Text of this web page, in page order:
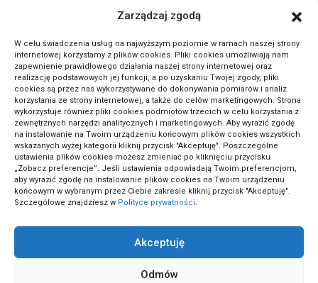
Zarządzaj zgodą
W celu świadczenia usług na najwyższym poziomie w ramach naszej strony
internetowej korzystamy z plików cookies. Pliki cookies umożliwiają nam
zapewnienie prawidłowego działania naszej strony internetowej oraz
realizację podstawowych jej funkcji, a po uzyskaniu Twojej zgody, pliki
cookies są przez nas wykorzystywane do dokonywania pomiarów i analiz
korzystania ze strony internetowej, a także do celów marketingowych. Strona
wykorzystuje również pliki cookies podmiotów trzecich w celu korzystania z
zewnętrznych narzędzi analitycznych i marketingowych. Aby wyrazić zgodę
na instalowanie na Twoim urządzeniu końcowym plików cookies wszystkich
wskazanych wyżej kategorii kliknij przycisk "Akceptuję". Poszczególne
ustawienia plików cookies możesz zmieniać po kliknięciu przycisku
„Zobacz preferencje”. Jeśli ustawienia odpowiadają Twoim preferencjom,
aby wyrazić zgodę na instalowanie plików cookies na Twoim urządzeniu
końcowym w wybranym przez Ciebie zakresie kliknij przycisk "Akceptuję".
Szczegółowe znajdziesz w Polityce prywatności.
Akceptuję
Odmów
informacji na przeróżne tematy. Dołącz do naszej społeczności,
METODA ODWRÓCONEJ LEKCJI: SEKRET GENIALNYCH
UCZNIÓW!
ActivePortal.pl